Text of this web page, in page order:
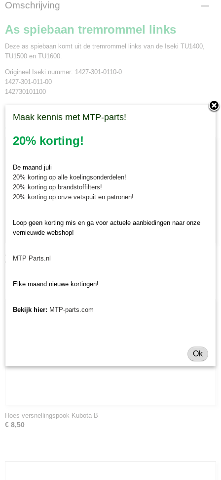
1427-301-0110-0
0,50 Kg
Omschrijving
As spiebaan tremrommel links
Deze as spiebaan komt uit de tremrommel links van de Iseki TU1400,
TU1500 en TU1600.
Origineel Iseki nummer: 1427-301-0110-0
1427-301-011-00
142730101100
Achteraskeerring Iseki Landhope TU/TU/TX/Sial TF - origineel
€ 53,63
Hoes versnellingspook Kubota B
€ 8,50
Maak kennis met MTP-parts!
20% korting!
De maand juli
20% korting op alle koelingsonderdelen!
20% korting op brandstoffilters!
20% korting op onze vetspuit en patronen!
Loop geen korting mis en ga voor actuele aanbiedingen naar onze
vernieuwde webshop!
MTP Parts.nl
Elke maand nieuwe kortingen!
Bekijk hier: MTP-parts.com
Ok